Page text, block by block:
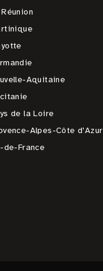
Aquitaine
de la Loire
Alpes-Côte d'Azur
de-France